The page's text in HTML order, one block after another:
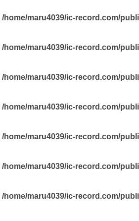
/home/maru4039/ic-record.com/
/home/maru4039/ic-record.com/
/home/maru4039/ic-record.com/
/home/maru4039/ic-record.com/
/home/maru4039/ic-record.com/
/home/maru4039/ic-record.com/
/home/maru4039/ic-record.com/